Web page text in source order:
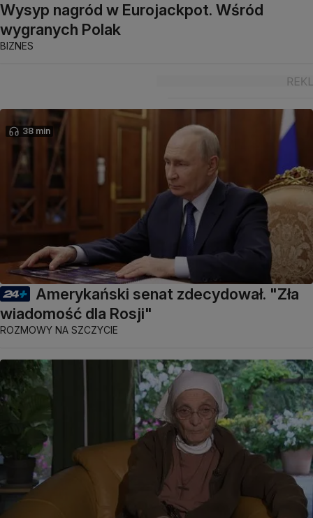
Wysyp nagród w Eurojackpot. Wśród
wygranych Polak
BIZNES
38 min
Amerykański senat zdecydował. "Zła
wiadomość dla Rosji"
ROZMOWY NA SZCZYCIE